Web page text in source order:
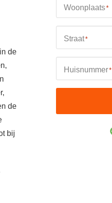
de
de
bij
Woonplaats*
Straat*
Huisnummer*